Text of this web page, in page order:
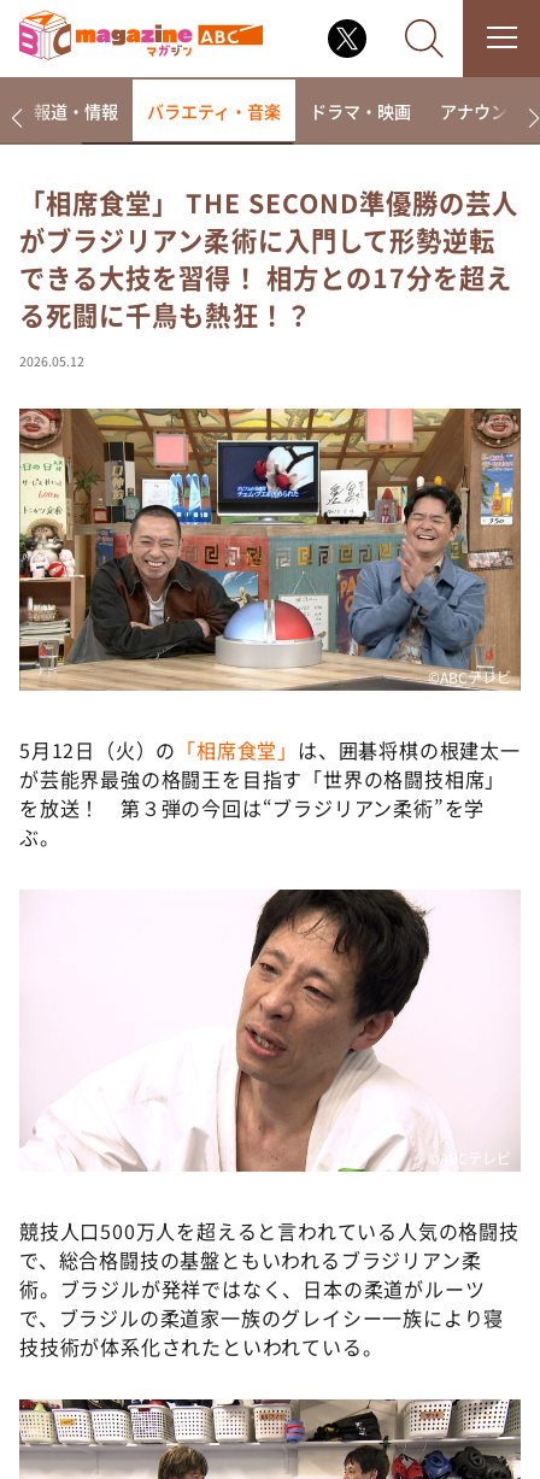
なるみ・岡村の過ぎるTV
相席食堂
これ余談なんですけど・・・
～人生密着トークバラエティ！～ やすとものいたっ
て真剣です
探偵！ナイトスクープ
news おかえり
河合＆A.B.C-Z塚田×福井アナ「なんでやねん！？」
（news おかえり）
DAIGOも台所 ～きょうの献立 何にする？～
本日はダイアンなり！シーズン２
朝だ！生です旅サラダ
教えて！ニュースライブ 正義のミカタ
新婚さんいらっしゃい！
ポツンと一軒家
報道・情報 バラエティ・音楽 ドラマ・映画 アナウンサー
「相席食堂」 THE SECOND準優勝の芸人
がブラジリアン柔術に入門して形勢逆転
できる大技を習得！ 相方との17分を超え
る死闘に千鳥も熱狂！？
2026.05.12
©ABCテレビ
5月12日（火）の 「相席食堂」 は、囲碁将棋の根建太一
が芸能界最強の格闘王を目指す「世界の格闘技相席」
を放送！ 第３弾の今回は“ブラジリアン柔術”を学
ぶ。
©ABCテレビ
競技人口500万人を超えると言われている人気の格闘技
で、総合格闘技の基盤ともいわれるブラジリアン柔
術。ブラジルが発祥ではなく、日本の柔道がルーツ
で、ブラジルの柔道家一族のグレイシー一族により寝
技技術が体系化されたといわれている。